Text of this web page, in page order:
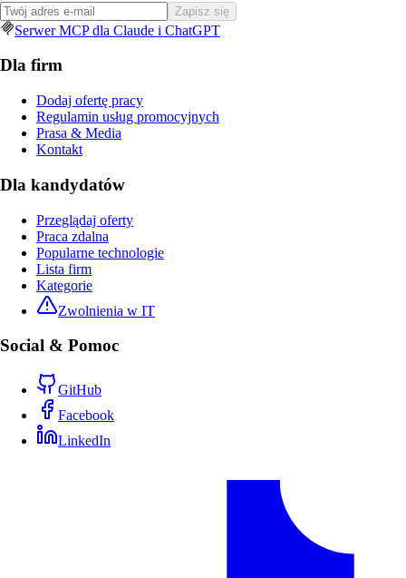
Zapisz się
Serwer MCP dla Claude i ChatGPT
Dla firm
Dodaj ofertę pracy
Regulamin usług promocyjnych
Prasa & Media
Kontakt
Dla kandydatów
Przeglądaj oferty
Praca zdalna
Popularne technologie
Lista firm
Kategorie
Zwolnienia w IT
Social & Pomoc
GitHub
Facebook
LinkedIn